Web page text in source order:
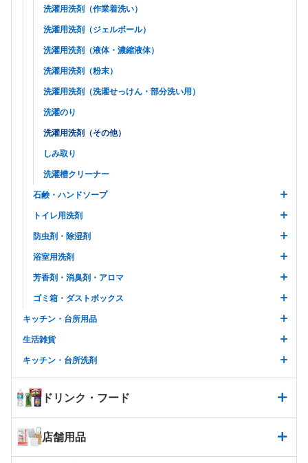
洗濯用洗剤（作業着洗い）
洗濯用洗剤（ジェルボール）
洗濯用洗剤（液体・濃縮液体）
洗濯用洗剤（粉末）
洗濯用洗剤（洗濯せっけん・部分洗い用）
洗濯のり
洗濯用洗剤（その他）
しみ取り
洗濯槽クリーナー
石鹸・ハンドソープ
トイレ用洗剤
防虫剤・除湿剤
浴室用洗剤
芳香剤・消臭剤・アロマ
ゴミ箱・ダストボックス
キッチン・台所用品
生活雑貨
キッチン・台所洗剤
ドリンク・フード
店舗用品